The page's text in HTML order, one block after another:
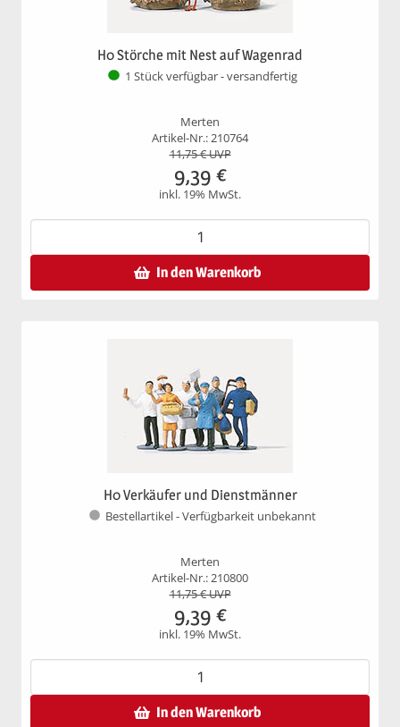
H0 Störche mit Nest auf Wagenrad
1 Stück verfügbar - versandfertig
Merten
Artikel-Nr.: 210764
11,75€ UVP
9,39 €
inkl. 19% MwSt.
In den Warenkorb
H0 Verkäufer und Dienstmänner
Bestellartikel - Verfügbarkeit unbekannt
Merten
Artikel-Nr.: 210800
11,75€ UVP
9,39 €
inkl. 19% MwSt.
In den Warenkorb